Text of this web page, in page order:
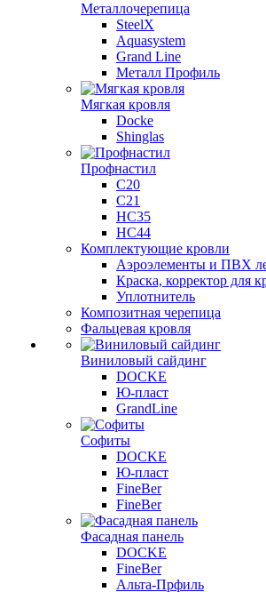
Металлочерепица
SteelX
Aquasystem
Grand Line
Металл Профиль
Мягкая кровля
Docke
Shinglas
Профнастил
C20
C21
НС35
НС44
Комплектующие кровли
Аэроэлементы и ПВХ
Краска, корректор для
Уплотнитель
Композитная черепица
Фальцевая кровля
Виниловый сайдинг
DOCKE
Ю-пласт
GrandLine
Софиты
DOCKE
Ю-пласт
FineBer
FineBer
Фасадная панель
DOCKE
FineBer
Альта-Прфиль